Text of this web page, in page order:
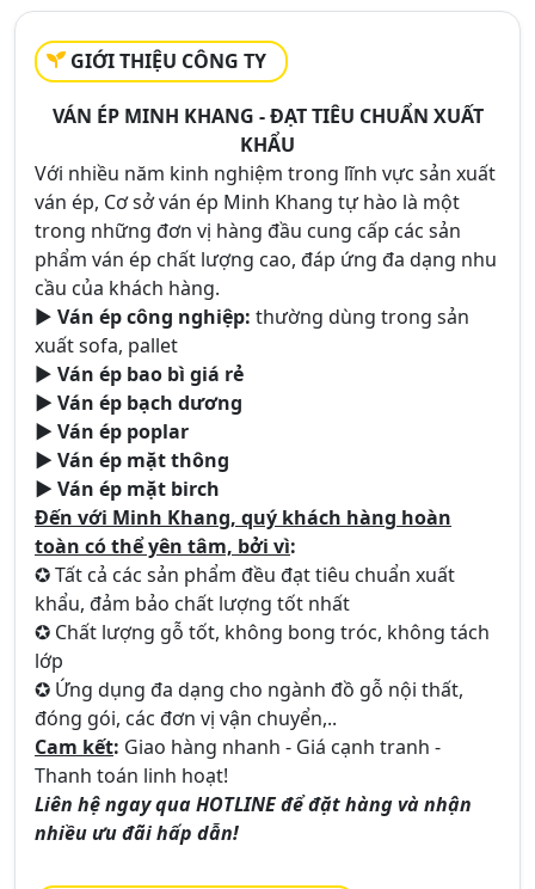
GIỚI THIỆU CÔNG TY
VÁN ÉP MINH KHANG - ĐẠT TIÊU CHUẨN XUẤT
KHẨU
Với nhiều năm kinh nghiệm trong lĩnh vực sản xuất
ván ép, Cơ sở ván ép Minh Khang tự hào là một
trong những đơn vị hàng đầu cung cấp các sản
phẩm ván ép chất lượng cao, đáp ứng đa dạng nhu
cầu của khách hàng.
► Ván ép công nghiệp: thường dùng trong sản
xuất sofa, pallet
► Ván ép bao bì giá rẻ
► Ván ép bạch dương
► Ván ép poplar
► Ván ép mặt thông
► Ván ép mặt birch
Đến với Minh Khang, quý khách hàng hoàn
toàn có thể yên tâm, bởi vì:
✪ Tất cả các sản phẩm đều đạt tiêu chuẩn xuất
khẩu, đảm bảo chất lượng tốt nhất
✪ Chất lượng gỗ tốt, không bong tróc, không tách
lớp
✪ Ứng dụng đa dạng cho ngành đồ gỗ nội thất,
đóng gói, các đơn vị vận chuyển,..
Cam kết: Giao hàng nhanh - Giá cạnh tranh -
Thanh toán linh hoạt!
Liên hệ ngay qua HOTLINE để đặt hàng và nhận
nhiều ưu đãi hấp dẫn!